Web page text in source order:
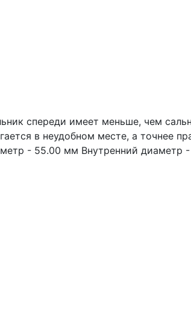
спереди имеет меньше, чем
в неудобном месте, а точнее
- 55.00 мм Внутренний диаметр